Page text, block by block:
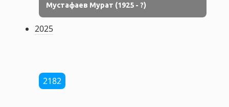
Мустафаев Мурат (1925 - ?)
2025
2182